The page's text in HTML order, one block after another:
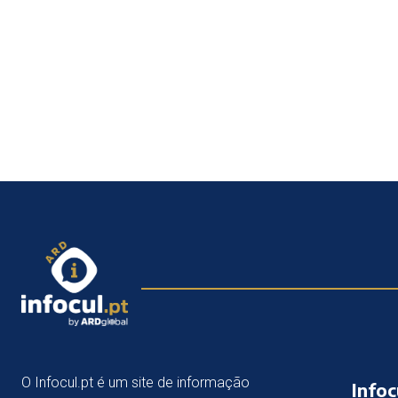
O Infocul.pt é um site de informação